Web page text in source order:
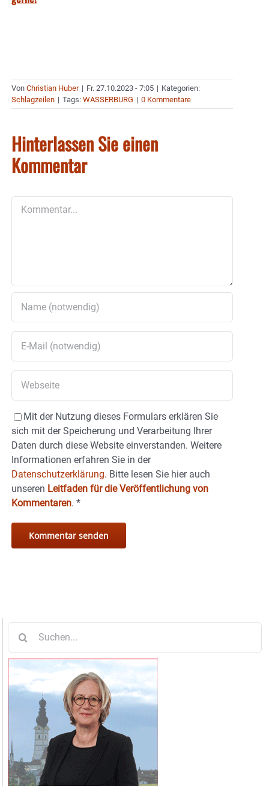
Von Christian Huber | Fr. 27.10.2023 - 7:05 | Kategorien:
Schlagzeilen | Tags: WASSERBURG | 0 Kommentare
Hinterlassen Sie einen
Kommentar
Mit der Nutzung dieses Formulars erklären Sie
sich mit der Speicherung und Verarbeitung Ihrer
Daten durch diese Website einverstanden. Weitere
Informationen erfahren Sie in der
Datenschutzerklärung. Bitte lesen Sie hier auch
unseren Leitfaden für die Veröffentlichung von
Kommentaren. *
nach: